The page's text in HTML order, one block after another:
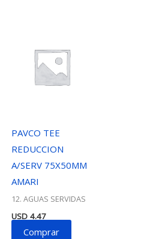
PAVCO TEE
REDUCCION
A/SERV 75X50MM
AMARI
12. AGUAS SERVIDAS
USD 4.47
Comprar